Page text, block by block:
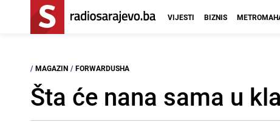
VIJESTI BIZNIS
/ MAGAZIN / FORWARDUSHA
Šta će nana sama u